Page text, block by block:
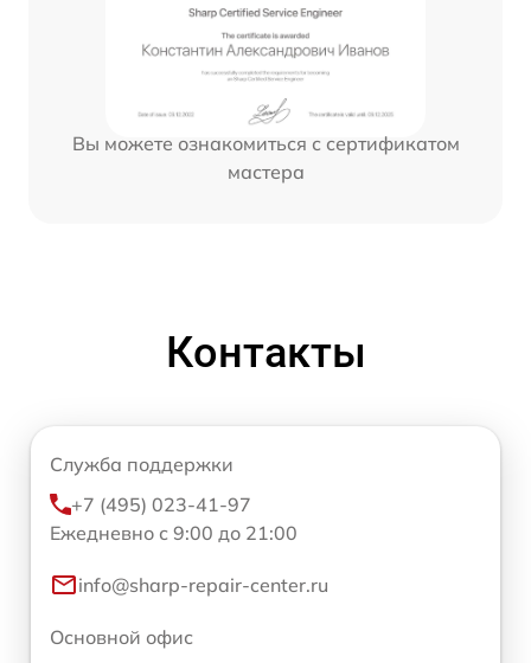
Вы можете ознакомиться с сертификатом
мастера
Контакты
Служба поддержки
+7 (495) 023-41-97
Ежедневно с 9:00 до 21:00
info@sharp-repair-center.ru
Основной офис